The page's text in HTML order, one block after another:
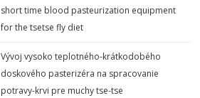
short time blood pasteurization equipment
for the tsetse fly diet
Vývoj vysoko teplotného-krátkodobého
doskového pasterizéra na spracovanie
potravy-krvi pre muchy tse-tse